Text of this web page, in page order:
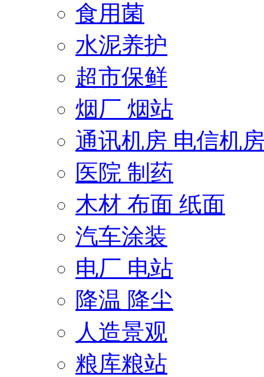
食用菌
水泥养护
超市保鲜
烟厂 烟站
通讯机房 电信机
医院 制药
木材 布面 纸面
汽车涂装
电厂 电站
降温 降尘
人造景观
粮库粮站